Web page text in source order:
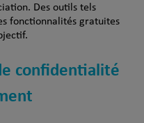
Des outils tels
fonctionnalités gratuites
confidentialité